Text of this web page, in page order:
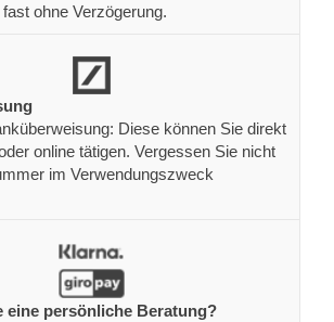
ohne Verzögerung.
Diese können Sie direkt
online tätigen. Vergessen Sie nicht
im Verwendungszweck
eine persönliche Beratung?